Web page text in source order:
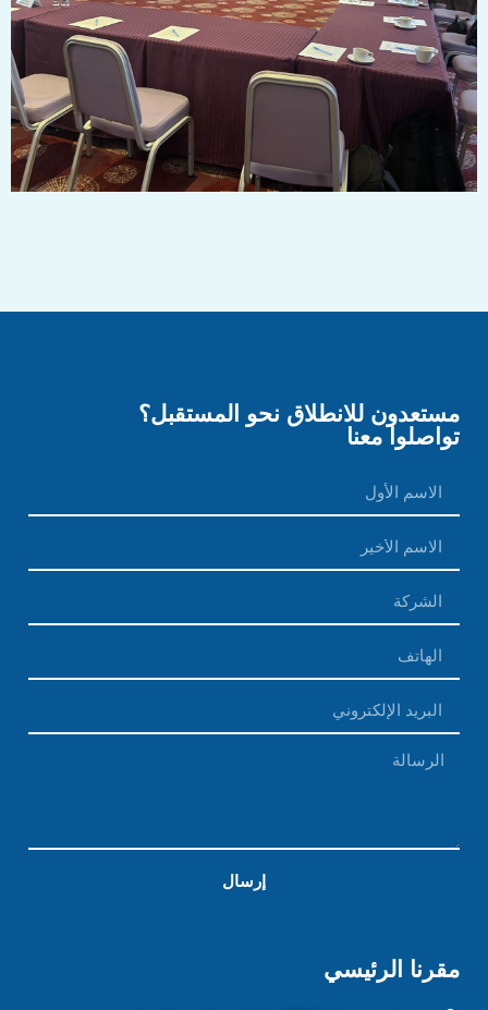
مستعدون للانطلاق نحو المستقبل؟
تواصلوا معنا
إرسال
مقرنا الرئيسي